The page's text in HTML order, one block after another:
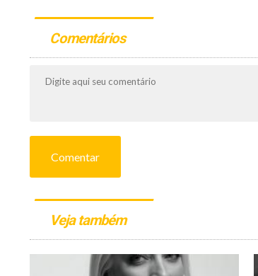
Comentários
Comentar
Veja também